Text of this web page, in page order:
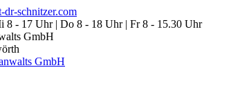
schnitzer.com
8 - 17 Uhr | Do 8 - 18 Uhr | Fr 8 - 15.30 Uhr
GmbH